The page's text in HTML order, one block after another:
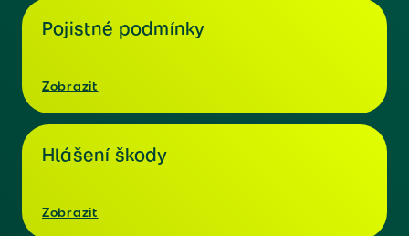
Pojistné podmínky
Zobrazit
Hlášení škody
Zobrazit